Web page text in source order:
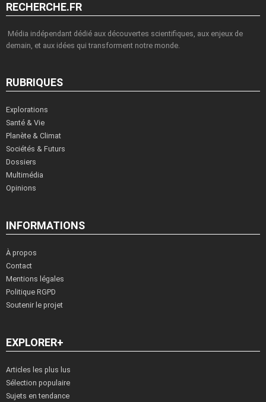
RECHERCHE.FR
Média indépendant dédié aux découvertes scientifiques, aux enjeux de
demain, et aux idées qui transforment notre monde.
RUBRIQUES
Explorations
Santé & Vie
Planète & Climat
Sociétés & Futurs
Dossiers
Multimédia
Opinions
INFORMATIONS
À propos
Contact
Mentions légales
Politique RGPD
Soutenir le projet
EXPLORER+
Articles les plus lus
Sélection populaire
Sujets en tendance